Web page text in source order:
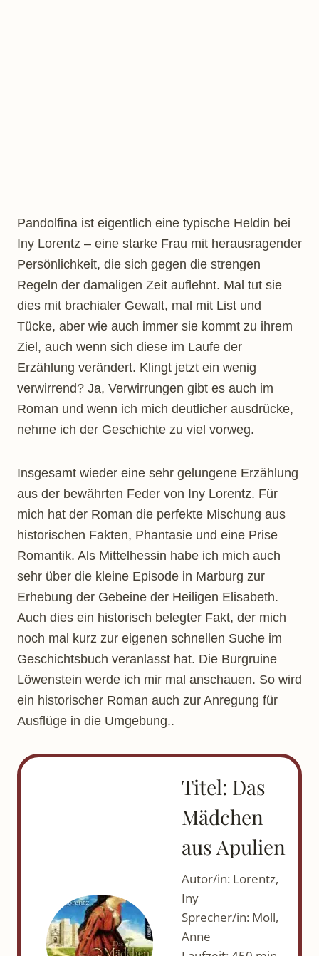
Pandolfina ist eigentlich eine typische Heldin bei
Iny Lorentz – eine starke Frau mit herausragender
Persönlichkeit, die sich gegen die strengen
Regeln der damaligen Zeit auflehnt. Mal tut sie
dies mit brachialer Gewalt, mal mit List und
Tücke, aber wie auch immer sie kommt zu ihrem
Ziel, auch wenn sich diese im Laufe der
Erzählung verändert. Klingt jetzt ein wenig
verwirrend? Ja, Verwirrungen gibt es auch im
Roman und wenn ich mich deutlicher ausdrücke,
nehme ich der Geschichte zu viel vorweg.
Insgesamt wieder eine sehr gelungene Erzählung
aus der bewährten Feder von Iny Lorentz. Für
mich hat der Roman die perfekte Mischung aus
historischen Fakten, Phantasie und eine Prise
Romantik. Als Mittelhessin habe ich mich auch
sehr über die kleine Episode in Marburg zur
Erhebung der Gebeine der Heiligen Elisabeth.
Auch dies ein historisch belegter Fakt, der mich
noch mal kurz zur eigenen schnellen Suche im
Geschichtsbuch veranlasst hat. Die Burgruine
Löwenstein werde ich mir mal anschauen. So wird
ein historischer Roman auch zur Anregung für
Ausflüge in die Umgebung..
Titel: Das
Mädchen
aus Apulien
Autor/in: Lorentz,
Iny
Sprecher/in: Moll,
Anne